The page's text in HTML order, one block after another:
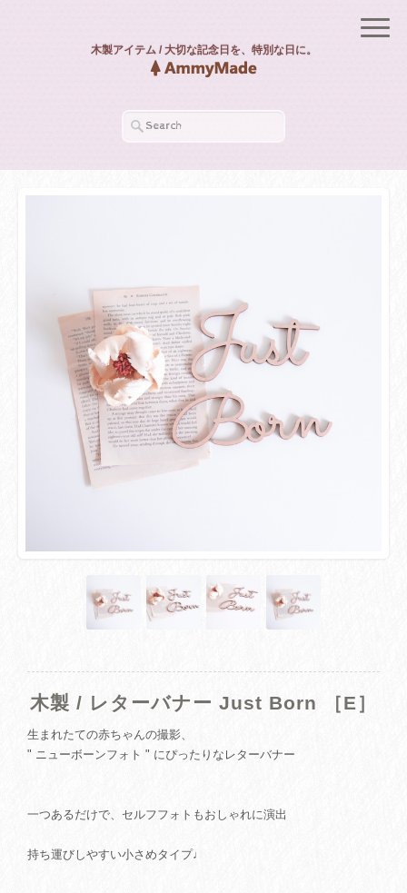
木製アイテム / 大切な記念日を、特別な日に。
木製 / レターバナー Just Born ［E］
生まれたての赤ちゃんの撮影、
" ニューボーンフォト " にぴったりなレターバナー
一つあるだけで、セルフフォトもおしゃれに演出
持ち運びしやすい小さめタイプ♩